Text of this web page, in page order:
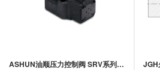
ASHUN油顺压力控制阀 SRV系列电磁控制溢流阀